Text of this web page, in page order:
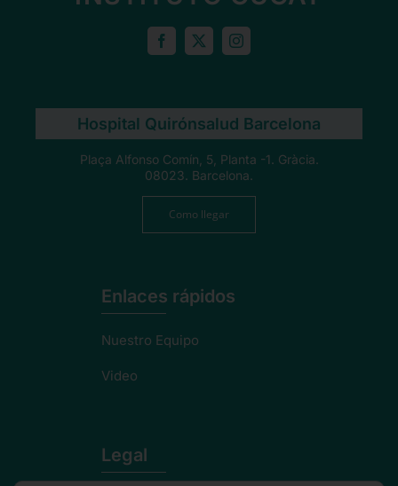
Enlaces rápidos
Nuestro Equipo
Video
Legal
Hospital Quirónsalud Barcelona
Plaça Alfonso Comín, 5, Planta -1. Gràcia.
08023. Barcelona.
Como llegar